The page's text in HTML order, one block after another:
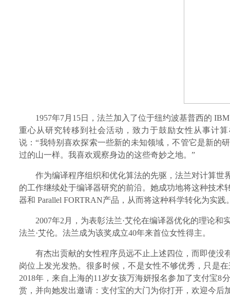
1957年7月15日， 法兰加入了位于纽约波基普西的
重心从研究转移到社会活动，致力于鼓励女性从事计
说：“我特别喜欢探索一些新的未知领域，不管它是新的
过的山一样。我喜欢观察身边的这些奇妙之地。”
作为编译程序组织和优化算法的先驱， 法兰对计算世
的工作继续处于编译器研究的前沿。她成功地将这种技
器和 Parallel FORTRAN产品，从而将这种科学转化为实践
2007年2月，为表彰法兰·艾伦在编译器优化的理论
法兰·艾伦。法兰成为该奖成立40年来首位女性得主。
有杰出贡献的女性程序员远不止上述四位，而即使
岗位上发光发热。很多时候，不是女性不够优秀，只是
2018年，来自上海的11岁女孩万海妍报名参加了支付宝8
赏，并向她发出邀请：支付宝的大门为你打开，欢迎今